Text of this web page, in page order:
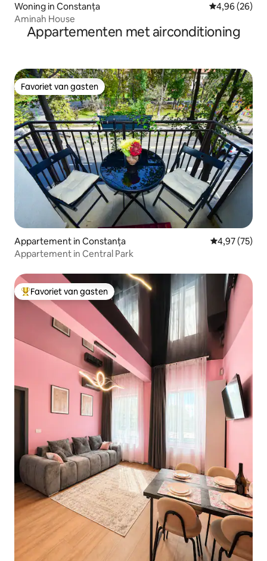
Woning in Constanța Gemiddelde
4,96 (26)
Aminah House
Appartementen met airconditioning
Favoriet van gasten
Favoriet van gasten
Appartement in Constanța Gemiddelde
4,97 (75)
Appartement in Central Park
Topfavoriet van gasten
Favoriet van gasten